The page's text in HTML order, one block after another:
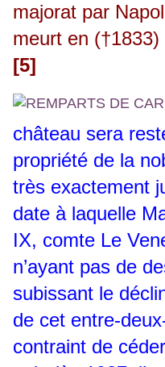
majorat par
meurt en
[5]
château sera
propriété de la
très exactement
date à laquelle
IX, comte Le
n’ayant pas de
subissant le
de cet entre-
contraint de